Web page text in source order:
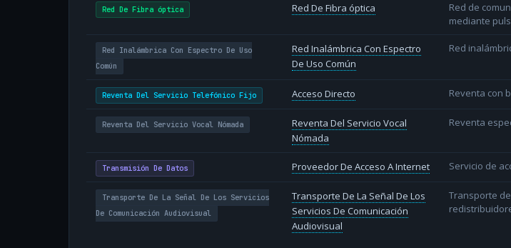
Red De Fibra óptica Red De Fibra óptica
Red de
mediante
Red Inalámbrica Con Espectro De Uso
Común
Red Inalámbrica Con Espectro
De Uso Común
Red
Reventa Del Servicio Telefónico Fijo Acceso Directo Reventa con
Reventa Del Servicio Vocal Nómada
Reventa Del Servicio Vocal
Nómada
Reventa
Transmisión De Datos Proveedor De Acceso A Internet Servicio de
Transporte De La Señal De Los Servicios
De Comunicación Audiovisual
Transporte De La Señal De Los
Servicios De Comunicación
Audiovisual
Transporte